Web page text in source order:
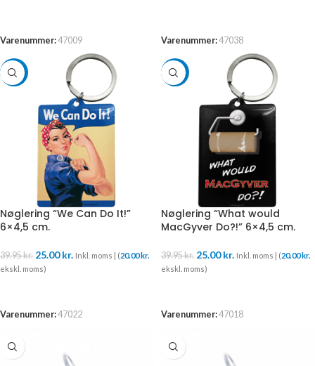
Varenummer:47009 Varenummer:47038
-37%
Nøglering “We Can Do It!”
6×4,5 cm.
39.95kr. 25.00kr. Inkl. moms | (20.00 kr.
ekskl. moms)
Varenummer:47022
-37%
Nøglering “What would
MacGyver Do?!” 6×4,5 cm.
39.95kr. 25.00kr. Inkl. moms | (20.00 kr.
ekskl. moms)
Varenummer:47018